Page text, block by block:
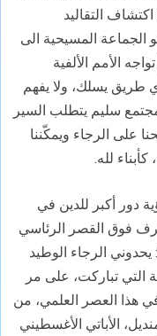
التقاليد
الجماعة المسيحية الى
الأمم الألفية
طريق يسلك، ولا يفهم
الحقيقة، 78). قيام مجتمع سليم يتطلب السير
على الرجاء ويمكّننا
لله.
دور أكبر للدين في
فوق القصر الرئاسي
الرجاء الوطيد
التي تباركت، على مر
هذا العصر العلمي، من
الأباتي الأغسطيني